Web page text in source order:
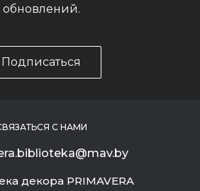
обновлений.
Подписаться
С НАМИ
декора PRIMAVERA